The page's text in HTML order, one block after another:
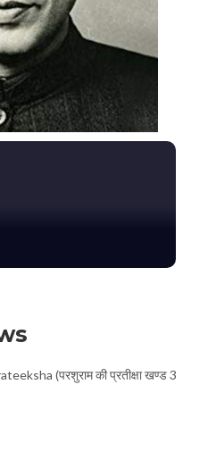
(परशुराम की प्रतीक्षा खण्ड 3